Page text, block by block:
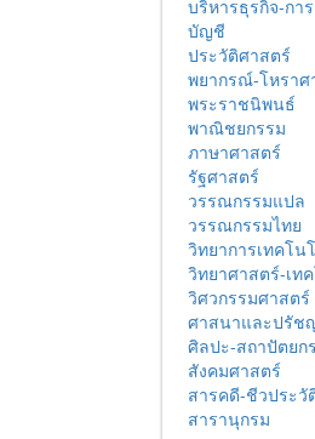
บริหารธุรกิจ-การ
บัญชี
ประวัติศาสตร์
พยากรณ์-โหราศ
พระราชนิพนธ์
พาณิชยกรรม
ภาษาศาสตร์
รัฐศาสตร์
วรรณกรรมแปล
วรรณกรรมไทย
วิทยาการเทคโน
วิทยาศาสตร์-เท
วิศวกรรมศาสตร์
ศาสนาและปรัช
ศิลปะ-สถาปัตยก
สังคมศาสตร์
สารคดี-ชีวประวั
สารานุกรม